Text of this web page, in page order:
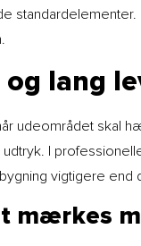
lang
udeområdet skal
I
vigtigere end
mærkes